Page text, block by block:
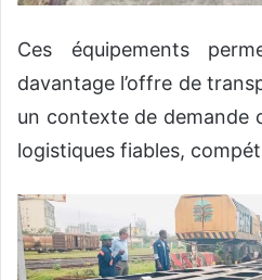
Ces équipements
davantage l’offre de
un contexte de demande
logistiques fiables,